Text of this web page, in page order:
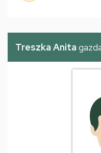
Treszka Anita